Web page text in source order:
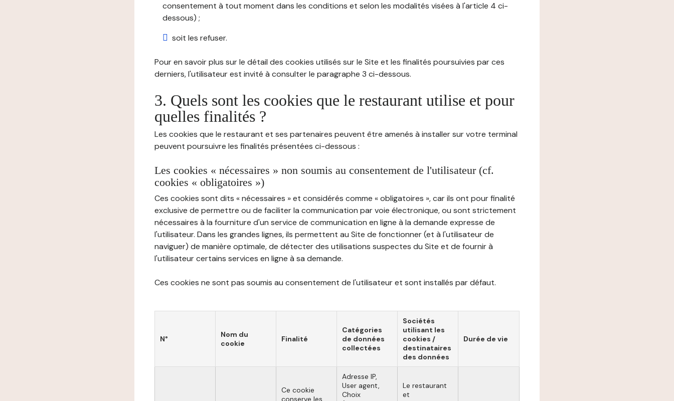
consentement à tout moment dans les conditions et selon les modalités visées à l'article 4 ci-
dessous) ;
soit les refuser.
Pour en savoir plus sur le détail des cookies utilisés sur le Site et les finalités poursuivies par ces
derniers, l'utilisateur est invité à consulter le paragraphe 3 ci-dessous.
3. Quels sont les cookies que le restaurant utilise et pour
quelles finalités ?
Les cookies que le restaurant et ses partenaires peuvent être amenés à installer sur votre terminal
peuvent poursuivre les finalités présentées ci-dessous :
Les cookies « nécessaires » non soumis au consentement de l'utilisateur (cf.
cookies « obligatoires »)
Ces cookies sont dits « nécessaires » et considérés comme « obligatoires », car ils ont pour finalité
exclusive de permettre ou de faciliter la communication par voie électronique, ou sont strictement
nécessaires à la fourniture d'un service de communication en ligne à la demande expresse de
l'utilisateur. Dans les grandes lignes, ils permettent au Site de fonctionner (et à l'utilisateur de
naviguer) de manière optimale, de détecter des utilisations suspectes du Site et de fournir à
l'utilisateur certains services en ligne à sa demande.
Ces cookies ne sont pas soumis au consentement de l'utilisateur et sont installés par défaut.
N°
Nom du
cookie
Finalité
Catégories
de données
collectées
Sociétés
utilisant les
cookies /
destinataires
des données
Durée de vie
Ce cookie
conserve les
Adresse IP,
User agent,
Choix
Le restaurant
et